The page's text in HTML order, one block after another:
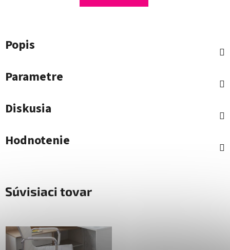
Popis
Parametre
Diskusia
Hodnotenie
Súvisiaci tovar